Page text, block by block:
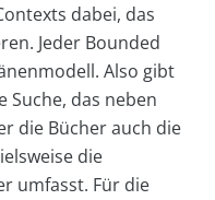
dabei, das
Jeder Bounded
Also gibt
Suche, das neben
die Bücher auch die
die
umfasst. Für die